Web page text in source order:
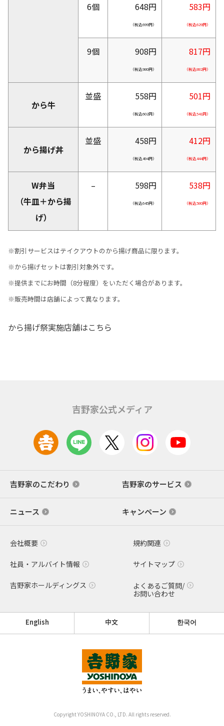
6個 648円
（税込699円）
583円
（税込629円）
9個 908円
（税込980円）
817円
（税込882円）
から牛
並盛 558円
（税込602円）
501円
（税込541円）
から揚げ丼
並盛 458円
（税込494円）
412円
（税込444円）
W弁当
（牛皿＋から揚
げ）
– 598円
（税込645円）
538円
（税込580円）
※割引サービスはテイクアウトのから揚げ商品に限ります。
※から揚げセットは割引対象外です。
※提供までにお時間（8分程度）をいただく場合があります。
※販売時間は店舗によって異なります。
から揚げ祭実施店舗はこちら
吉野家公式メディア
吉野家のこだわり 吉野家のサービス
ニュース キャンペーン
会社概要 規約関連
社員・アルバイト情報 サイトマップ
吉野家ホールディングス
よくあるご質問/
お問い合わせ
English 中文 한국어
Copyright YOSHINOYA CO., LTD. All rights reserved.